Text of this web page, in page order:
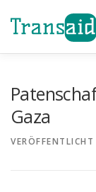
Inhalt
springen
Gaza
VERÖFFENTLICHT